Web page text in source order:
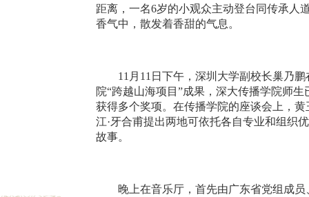
距离，一名6岁的小观众主动登台同传承人
香气中，散发着香甜的气息。
11月11日下午，深圳大学副校长巢乃
院“跨越山海项目”成果，深大传播学院师
获得多个奖项。在传播学院的座谈会上，
江·牙合甫提出两地可依托各自专业和组织
故事。
晚上在音乐厅，首先由广东省党组成